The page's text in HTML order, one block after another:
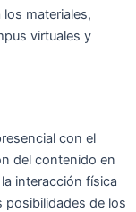
los materiales,
virtuales y
con el
del contenido en
interacción física
de los